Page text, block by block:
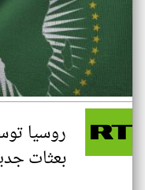
روسيا
بعثات جديدة في